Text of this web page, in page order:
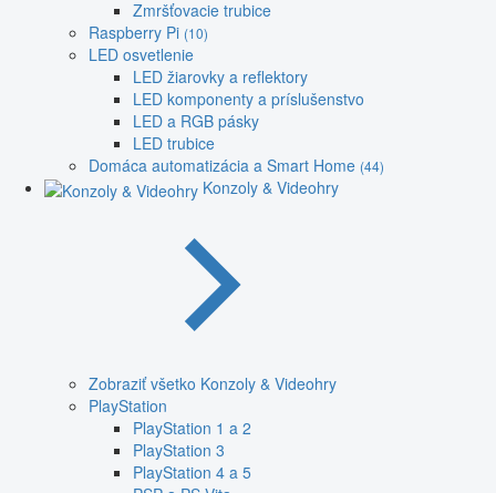
Zmršťovacie trubice
Raspberry Pi (10)
LED osvetlenie
LED žiarovky a reflektory
LED komponenty a príslušenstvo
LED a RGB pásky
LED trubice
Domáca automatizácia a Smart Home (44)
Konzoly & Videohry
Zobraziť všetko Konzoly & Videohry
PlayStation
PlayStation 1 a 2
PlayStation 3
PlayStation 4 a 5